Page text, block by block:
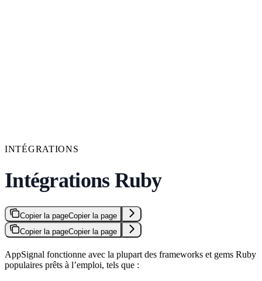
INTÉGRATIONS
Intégrations Ruby
Copier la pageCopier la page
Copier la pageCopier la page
AppSignal fonctionne avec la plupart des frameworks et gems Ruby
populaires prêts à l’emploi, tels que :